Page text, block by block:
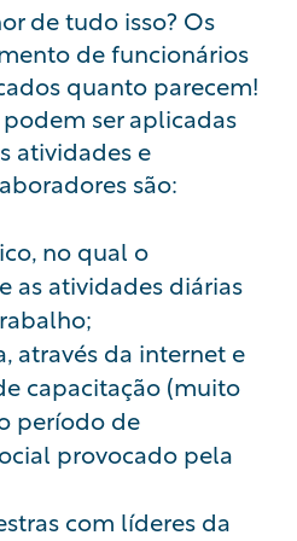
de tudo isso? Os
de funcionários
quanto parecem!
ser aplicadas
atividades e
são:
no qual o
as atividades diárias
através da internet e
capacitação (muito
período de
provocado pela
com líderes da